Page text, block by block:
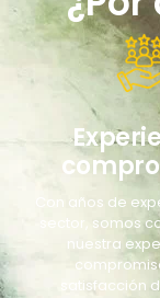
Con años de
sector, somos
nuestra
satisfacción